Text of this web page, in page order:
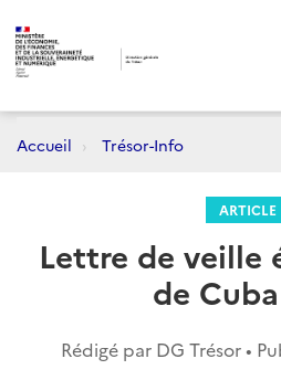
Accueil Trésor-Info
ARTICLE
Lettre de veille
de
Rédigé par DG Trésor •